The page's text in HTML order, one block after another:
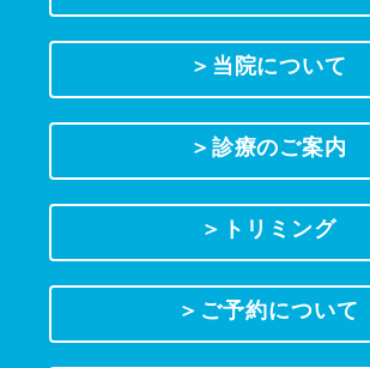
＞当院について
＞診療のご案内
＞トリミング
＞ご予約について